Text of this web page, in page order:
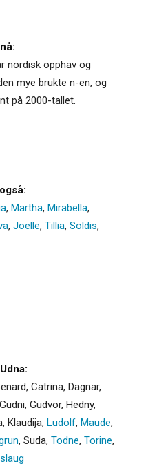
nordisk opphav og
mye brukte n-en, og
på 2000-tallet.
, Märtha, Mirabella,
, Joelle, Tillia, Soldis,
, Catrina, Dagnar,
Gudni, Gudvor, Hedny,
, Klaudija, Ludolf, Maude,
, Suda, Todne, Torine,